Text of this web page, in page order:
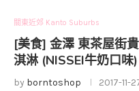
關東近郊 Kanto Suburbs
[美食] 金澤 東茶屋街
淇淋 (NISSEI牛奶口味)
by borntoshop 2017-11-